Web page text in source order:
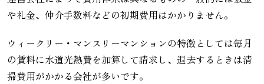
や礼金、仲介手数料などの初期費用はかかりません。
ウィークリー・マンスリーマンションの特徴としては毎月
の賃料に水道光熱費を加算して請求し、退去するときは清
掃費用がかかる会社が多いです。